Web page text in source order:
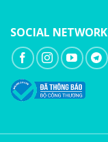
SOCIAL NETWORK